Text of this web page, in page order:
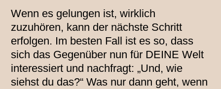
Wenn es gelungen ist, wirklich
zuzuhören, kann der nächste Schritt
erfolgen. Im besten Fall ist es so, dass
sich das Gegenüber nun für DEINE Welt
interessiert und nachfragt: „Und, wie
siehst du das?“ Was nur dann geht, wenn